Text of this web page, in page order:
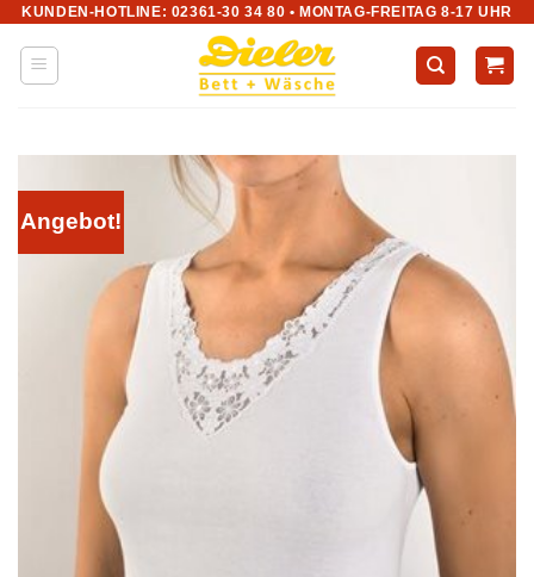
Zum
Inhalt
springen
KUNDEN-HOTLINE: 02361-30 34 80 • MONTAG-FREITAG 8-17 UHR
Angebot!